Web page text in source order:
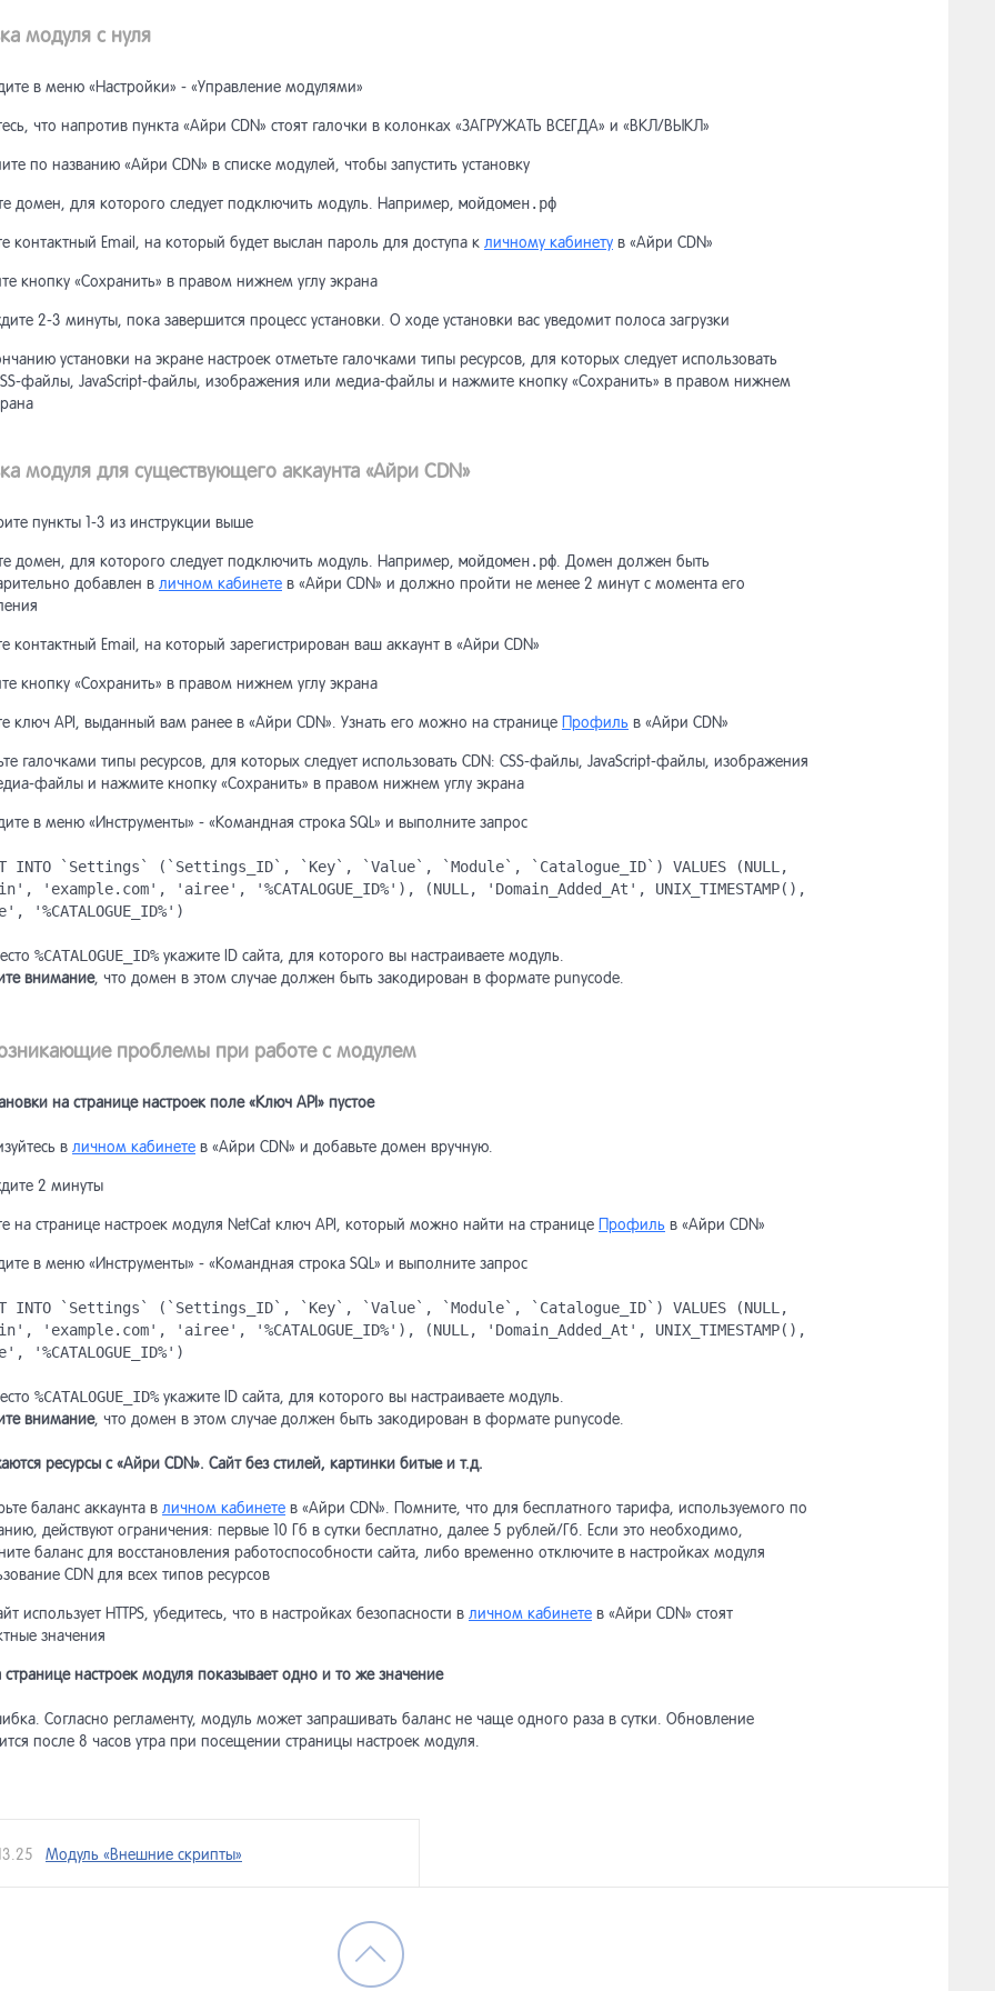
к ширине
и трансформация
объектов в списке
поиска на сайте
по расписанию,
индексирования в
задачи
модуля в макеты
сайта
результатов поиска
списка подсказок
расширений модуля
документов
типов
фильтры
текста
запросов
проблем с
на объект
«Список подписок»
подписчиков
получения писем
рассылка
рассылок
на рассылку и
прав
с предыдущими
модуля
списка
на сайте
по хэшу
через внешние
модуля и константы
и функции модуля
оплаты
шаблонов писем
скидки
товаров
объектов
товаров
данными (Netcat 5.9 и
товаров в маркетплейсы
в Яндекс.Маркет в
YML
расчёта доставки
Интернет-магазин <5.3
Обмен данными (до
Виджеты интернет-
информация
счета, доплата
SmartCaptcha
модуля
Memcached
модуля
отправок
новой CRM
модуля с нуля
в меню «Настройки» - «Управление модулями»
что напротив пункта «Айри CDN» стоят галочки в колонках «ЗАГРУЖАТЬ ВСЕГДА» и «ВКЛ/ВЫКЛ»
по названию «Айри CDN» в списке модулей, чтобы запустить установку
домен, для которого следует подключить модуль. Например, мойдомен.рф
контактный Email, на который будет выслан пароль для доступа к личному кабинету в «Айри CDN»
кнопку «Сохранить» в правом нижнем углу экрана
2-3 минуты, пока завершится процесс установки. О ходе установки вас уведомит полоса загрузки
установки на экране настроек отметьте галочками типы ресурсов, для которых следует использовать
файлы, JavaScript-файлы, изображения или медиа-файлы и нажмите кнопку «Сохранить» в правом нижнем
модуля для существующего аккаунта «Айри CDN»
пункты 1-3 из инструкции выше
домен, для которого следует подключить модуль. Например, мойдомен.рф . Домен должен быть
добавлен в личном кабинете в «Айри CDN» и должно пройти не менее 2 минут с момента его
контактный Email, на который зарегистрирован ваш аккаунт в «Айри CDN»
кнопку «Сохранить» в правом нижнем углу экрана
ключ API, выданный вам ранее в «Айри CDN». Узнать его можно на странице Профиль в «Айри CDN»
галочками типы ресурсов, для которых следует использовать CDN: CSS-файлы, JavaScript-файлы, изображения
файлы и нажмите кнопку «Сохранить» в правом нижнем углу экрана
в меню «Инструменты» - «Командная строка SQL» и выполните запрос
INTO `Settings` (`Settings_ID`, `Key`, `Value`, `Module`, `Catalogue_ID`) VALUES (NULL,
'example.com', 'airee', '%CATALOGUE_ID%'), (NULL, 'Domain_Added_At', UNIX_TIMESTAMP(),
'%CATALOGUE_ID%')
%CATALOGUE_ID% укажите ID сайта, для которого вы настраиваете модуль.
внимание, что домен в этом случае должен быть закодирован в формате punycode.
проблемы при работе с модулем
на странице настроек поле «Ключ API» пустое
в личном кабинете в «Айри CDN» и добавьте домен вручную.
2 минуты
на странице настроек модуля NetCat ключ API, который можно найти на странице Профиль в «Айри CDN»
в меню «Инструменты» - «Командная строка SQL» и выполните запрос
INTO `Settings` (`Settings_ID`, `Key`, `Value`, `Module`, `Catalogue_ID`) VALUES (NULL,
'example.com', 'airee', '%CATALOGUE_ID%'), (NULL, 'Domain_Added_At', UNIX_TIMESTAMP(),
'%CATALOGUE_ID%')
%CATALOGUE_ID% укажите ID сайта, для которого вы настраиваете модуль.
внимание, что домен в этом случае должен быть закодирован в формате punycode.
ресурсы с «Айри CDN». Сайт без стилей, картинки битые и т.д.
баланс аккаунта в личном кабинете в «Айри CDN». Помните, что для бесплатного тарифа, используемого по
действуют ограничения: первые 10 Гб в сутки бесплатно, далее 5 рублей/Гб. Если это необходимо,
баланс для восстановления работоспособности сайта, либо временно отключите в настройках модуля
CDN для всех типов ресурсов
использует HTTPS, убедитесь, что в настройках безопасности в личном кабинете в «Айри CDN» стоят
значения
странице настроек модуля показывает одно и то же значение
Согласно регламенту, модуль может запрашивать баланс не чаще одного раза в сутки. Обновление
после 8 часов утра при посещении страницы настроек модуля.
Модуль «Внешние скрипты»